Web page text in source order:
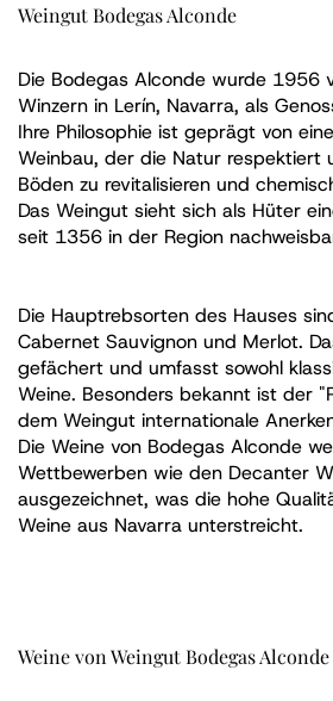
Weingut Bodegas Alconde
Die Bodegas Alconde wurde 1956
Winzern in Lerín, Navarra, als
Ihre Philosophie ist geprägt von
Weinbau, der die Natur respektiert
Böden zu revitalisieren und
Das Weingut sieht sich als Hüter
seit 1356 in der Region
Die Hauptrebsorten des Hauses
Cabernet Sauvignon und Merlot.
gefächert und umfasst sowohl
Weine. Besonders bekannt ist der
dem Weingut internationale
Die Weine von Bodegas Alconde
Wettbewerben wie den Decanter
ausgezeichnet, was die hohe
Weine aus Navarra unterstreicht.
Weine von Weingut Bodegas Alconde